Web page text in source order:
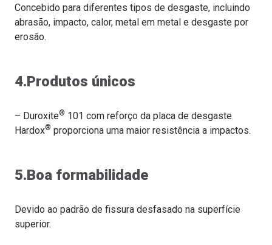
Concebido para diferentes tipos de desgaste, incluindo
abrasão, impacto, calor, metal em metal e desgaste por
erosão.
4.Produtos únicos
– Duroxite® 101 com reforço da placa de desgaste
Hardox® proporciona uma maior resistência a impactos.
5.Boa formabilidade
Devido ao padrão de fissura desfasado na superfície
superior.